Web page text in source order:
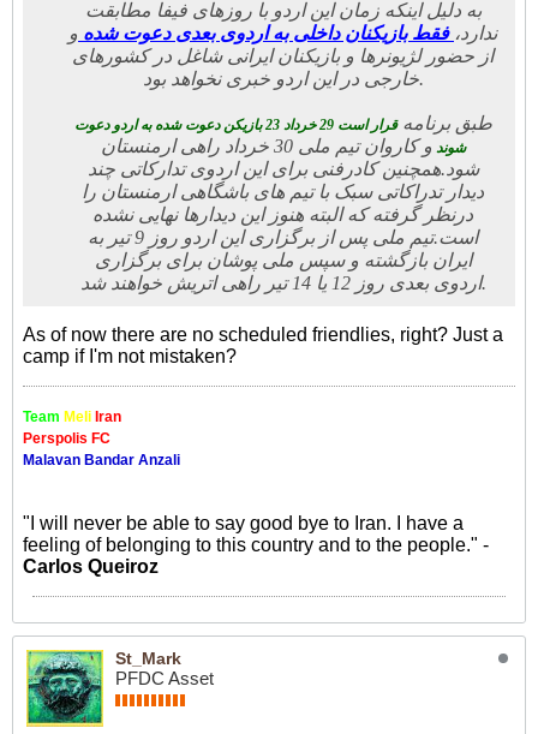
به دلیل اینکه زمان این اردو با روزهای فیفا مطابقت
ندارد، فقط بازیکنان داخلی به اردوی بعدی دعوت شده و
از حضور لژیونرها و بازیکنان ایرانی شاغل در کشورهای
خارجی در این اردو خبری نخواهد بود.
طبق برنامه
قرار است 29 خرداد 23 بازیکن دعوت شده به اردو دعوت
شوند
و کاروان تیم ملی 30 خرداد راهی ارمنستان
شود.همچنین کادرفنی برای این اردوی تدارکاتی چند
دیدار تدراکاتی سبک با تیم های باشگاهی ارمنستان را
درنظر گرفته که البته هنوز این دیدارها نهایی نشده
است.
تیم ملی پس از برگزاری این اردو روز 9 تیر به
ایران بازگشته و سپس ملی پوشان برای برگزاری
اردوی بعدی روز 12 یا 14 تیر راهی اتریش خواهند شد.
As of now there are no scheduled friendlies, right? Just a
camp if I'm not mistaken?
Team Meli Iran
Perspolis FC
Malavan Bandar Anzali
"I will never be able to say good bye to Iran. I have a
feeling of belonging to this country and to the people." -
Carlos Queiroz
St_Mark
PFDC Asset